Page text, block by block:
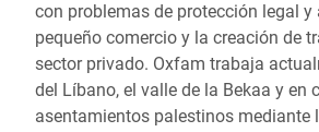
con problemas de protección legal y
pequeño comercio y la creación de
sector privado. Oxfam trabaja
del Líbano, el valle de la Bekaa y en
asentamientos palestinos mediante